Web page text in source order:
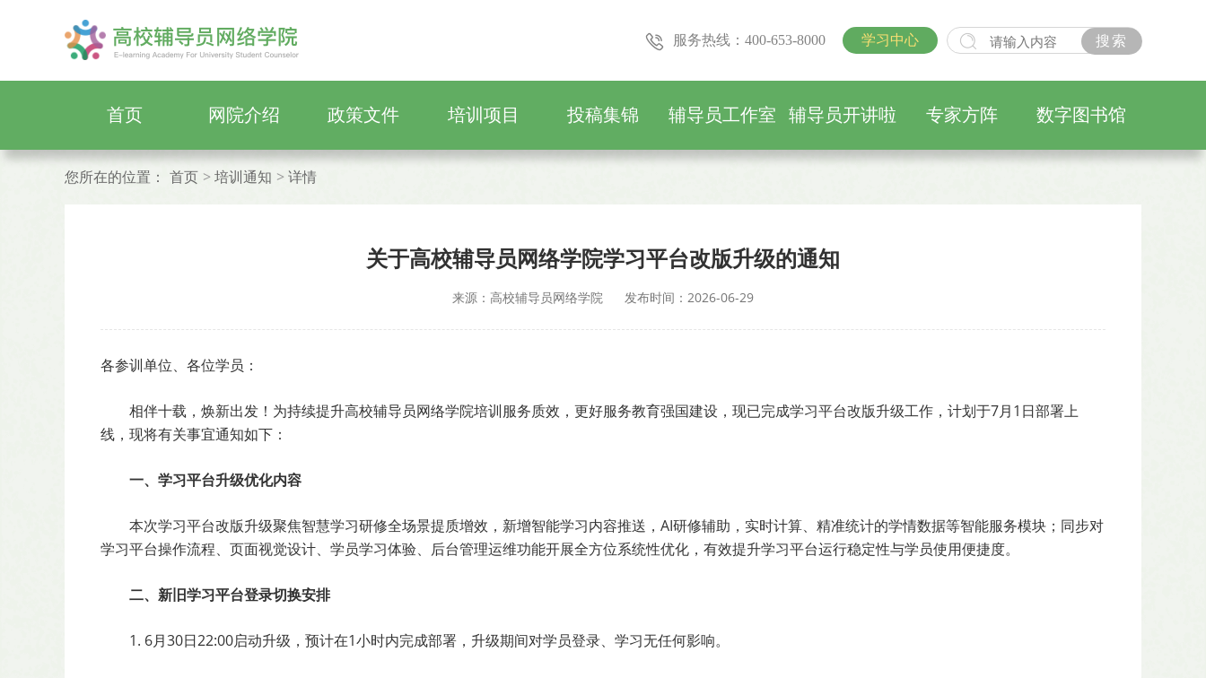
服务热线：400-653-8000 学习中心
首页 网院介绍 政策文件 培训项目 投稿集锦 辅导员工作室 辅导员开讲啦 专家方阵 数字图书馆
您所在的位置： 首页 培训通知 详情
关于高校辅导员网络学院学习平台改版升级的通知
来源：高校辅导员网络学院 发布时间：2026-06-29
各参训单位、各位学员：
相伴十载，焕新出发！为持续提升高校辅导员网络学院培训服务质效，更好服务教育强国建设，现已完成学习平台改版升级工作，计划于7月1日部署上
线，现将有关事宜通知如下：
一、学习平台升级优化内容
本次学习平台改版升级聚焦智慧学习研修全场景提质增效，新增智能学习内容推送，AI研修辅助，实时计算、精准统计的学情数据等智能服务模块；同步对
学习平台操作流程、页面视觉设计、学员学习体验、后台管理运维功能开展全方位系统性优化，有效提升学习平台运行稳定性与学员使用便捷度。
二、新旧学习平台登录切换安排
1. 6月30日22:00启动升级，预计在1小时内完成部署，升级期间对学员登录、学习无任何影响。